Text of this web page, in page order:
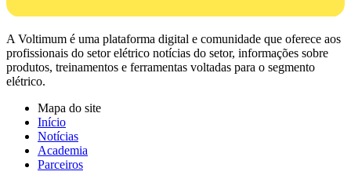
A Voltimum é uma plataforma digital e comunidade que oferece aos
profissionais do setor elétrico notícias do setor, informações sobre
produtos, treinamentos e ferramentas voltadas para o segmento
elétrico.
Mapa do site
Início
Notícias
Academia
Parceiros